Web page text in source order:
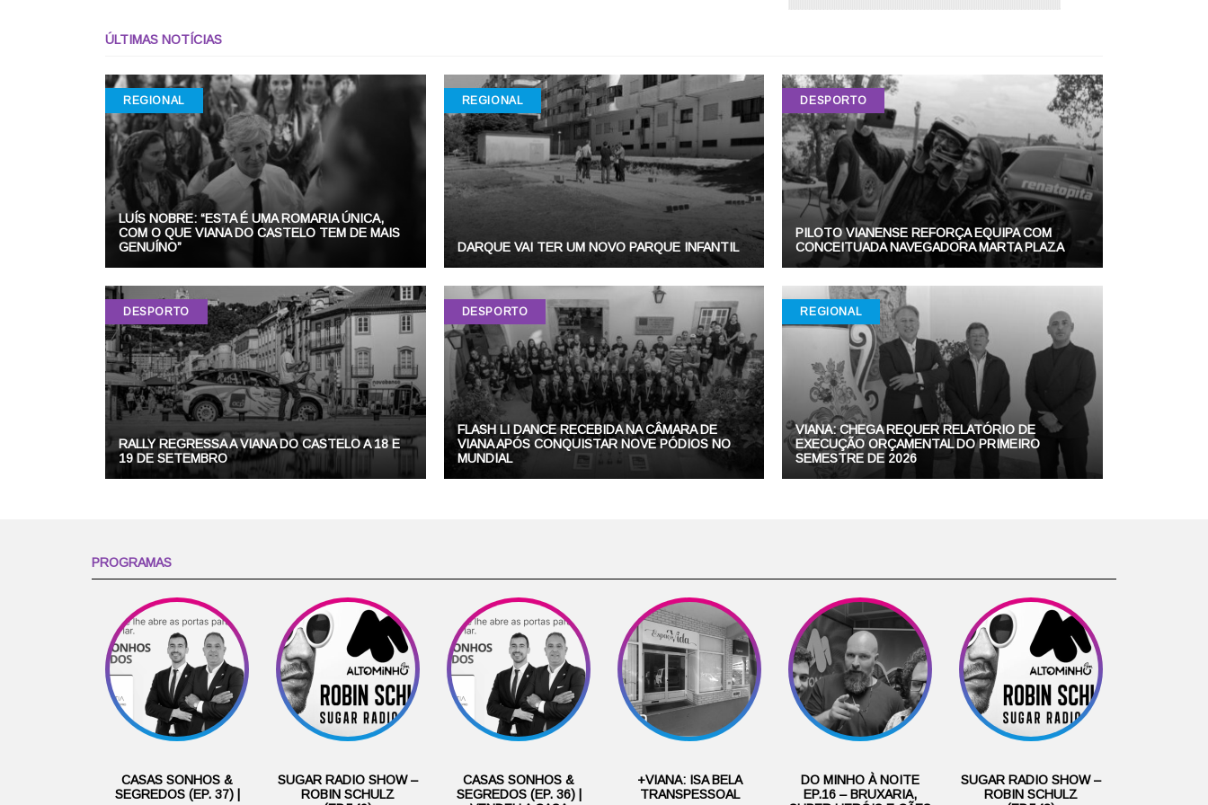
ÚLTIMAS NOTÍCIAS
REGIONAL
LUÍS NOBRE: “ESTA É UMA ROMARIA ÚNICA,
COM O QUE VIANA DO CASTELO TEM DE MAIS
GENUÍNO”
REGIONAL
DARQUE VAI TER UM NOVO PARQUE INFANTIL
DESPORTO
PILOTO VIANENSE REFORÇA EQUIPA COM
CONCEITUADA NAVEGADORA MARTA PLAZA
DESPORTO
RALLY REGRESSA A VIANA DO CASTELO A 18 E
19 DE SETEMBRO
DESPORTO
FLASH LI DANCE RECEBIDA NA CÂMARA DE
VIANA APÓS CONQUISTAR NOVE PÓDIOS NO
MUNDIAL
REGIONAL
VIANA: CHEGA REQUER RELATÓRIO DE
EXECUÇÃO ORÇAMENTAL DO PRIMEIRO
SEMESTRE DE 2026
PROGRAMAS
CASAS SONHOS &
SEGREDOS (EP. 37) |
SUGAR RADIO SHOW –
ROBIN SCHULZ
CASAS SONHOS &
SEGREDOS (EP. 36) |
+VIANA: ISA BELA
TRANSPESSOAL
DO MINHO À NOITE
EP.16 – BRUXARIA,
SUGAR RADIO SHOW –
ROBIN SCHULZ